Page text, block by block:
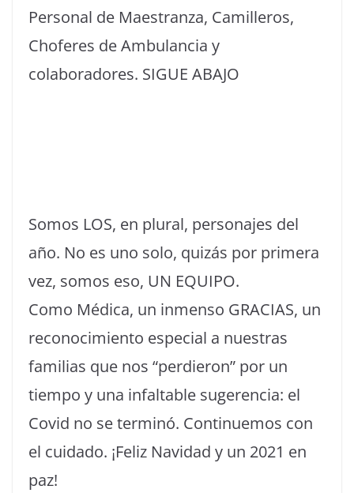
Personal de Maestranza, Camilleros,
Choferes de Ambulancia y
colaboradores. SIGUE ABAJO
Somos LOS, en plural, personajes del
año. No es uno solo, quizás por primera
vez, somos eso, UN EQUIPO.
Como Médica, un inmenso GRACIAS, un
reconocimiento especial a nuestras
familias que nos “perdieron” por un
tiempo y una infaltable sugerencia: el
Covid no se terminó. Continuemos con
el cuidado. ¡Feliz Navidad y un 2021 en
paz!